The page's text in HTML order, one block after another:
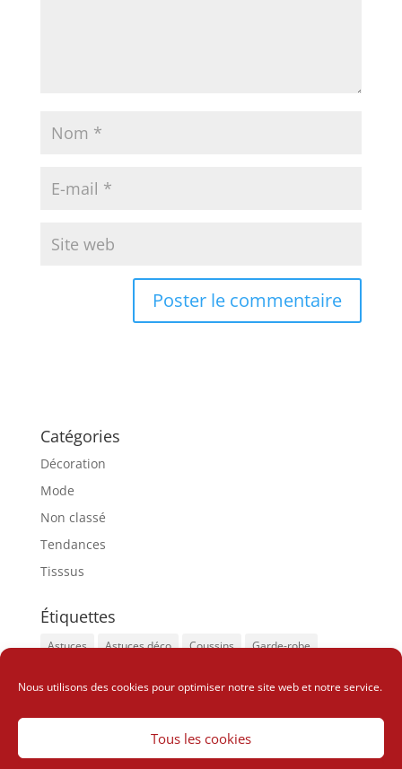
Nous utilisons des cookies pour optimiser notre site web et notre service.
Tous les cookies
Catégories
Décoration
Mode
Non classé
Tendances
Tisssus
Étiquettes
Astuces Astuces déco Coussins
Garde-robe